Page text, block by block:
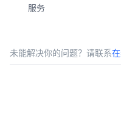
服务
未能解决你的问题？请联系